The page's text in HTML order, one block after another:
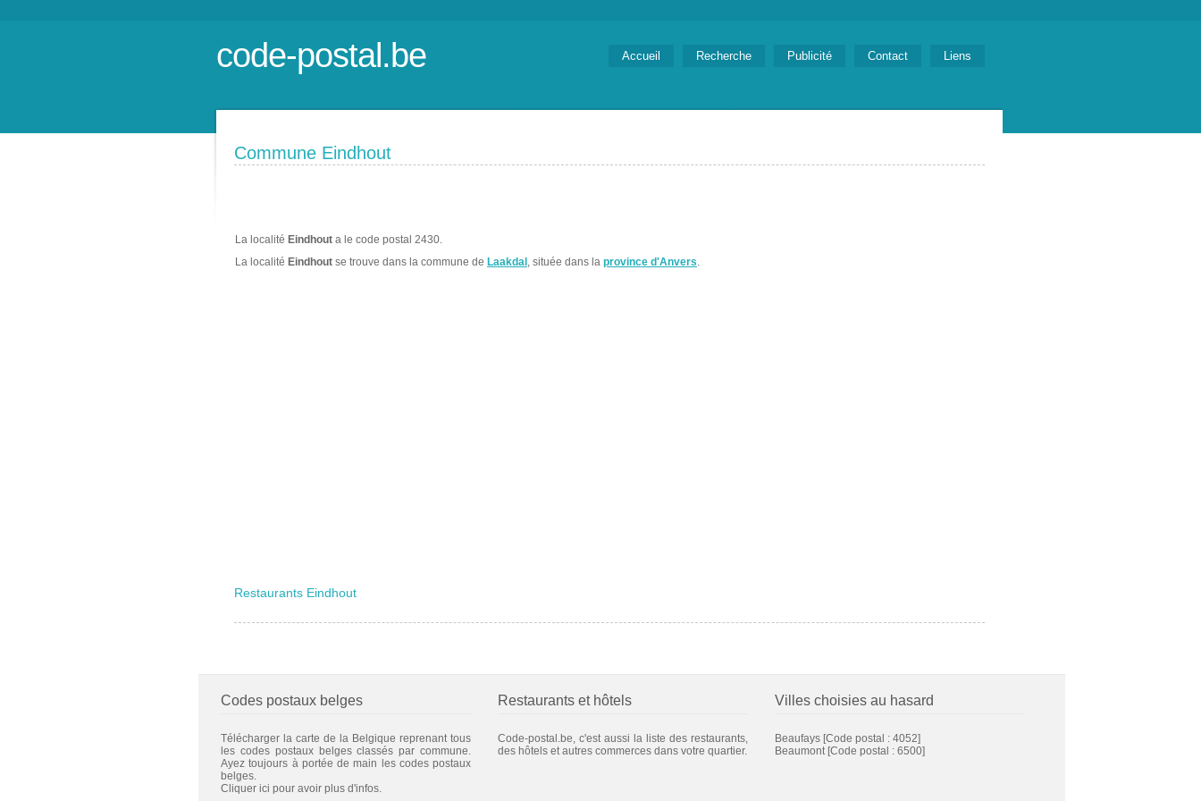
code-postal.be Accueil Recherche Publicité Contact Liens
Commune Eindhout
La localité Eindhout a le code postal 2430.
La localité Eindhout se trouve dans la commune de Laakdal , située dans la province d'Anvers.
Restaurants Eindhout
Codes postaux belges
Télécharger la carte de la Belgique reprenant tous
les codes postaux belges classés par commune.
Ayez toujours à portée de main les codes postaux
belges.
Cliquer ici pour avoir plus d'infos.
Restaurants et hôtels
Code-postal.be, c'est aussi la liste des restaurants,
des hôtels et autres commerces dans votre quartier.
Villes choisies au hasard
Beaufays [Code postal : 4052]
Beaumont [Code postal : 6500]